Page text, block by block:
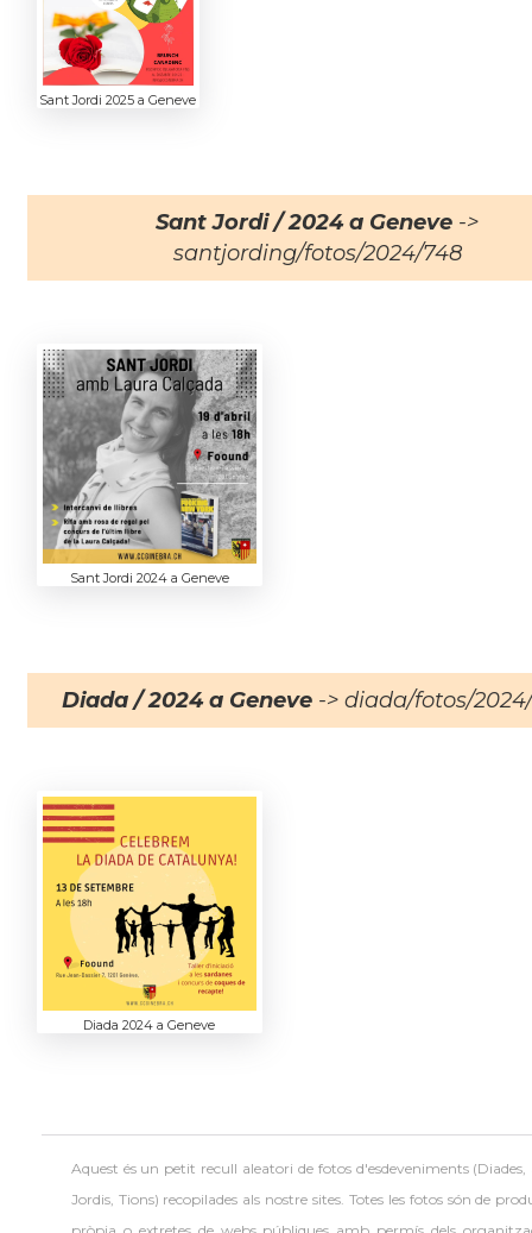
Sant Jordi 2025 a Geneve
Sant Jordi / 2024 a Geneve ->
santjording/fotos/2024/748
Sant Jordi 2024 a Geneve
Diada / 2024 a Geneve -> diada/fotos/
Diada 2024 a Geneve
Aquest és un petit recull aleatori de fotos d'esdeveniments (Diades,
Jordis, Tions) recopilades als nostre sites. Totes les fotos són de